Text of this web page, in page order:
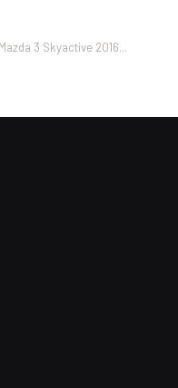
3 Skyactive 2016...